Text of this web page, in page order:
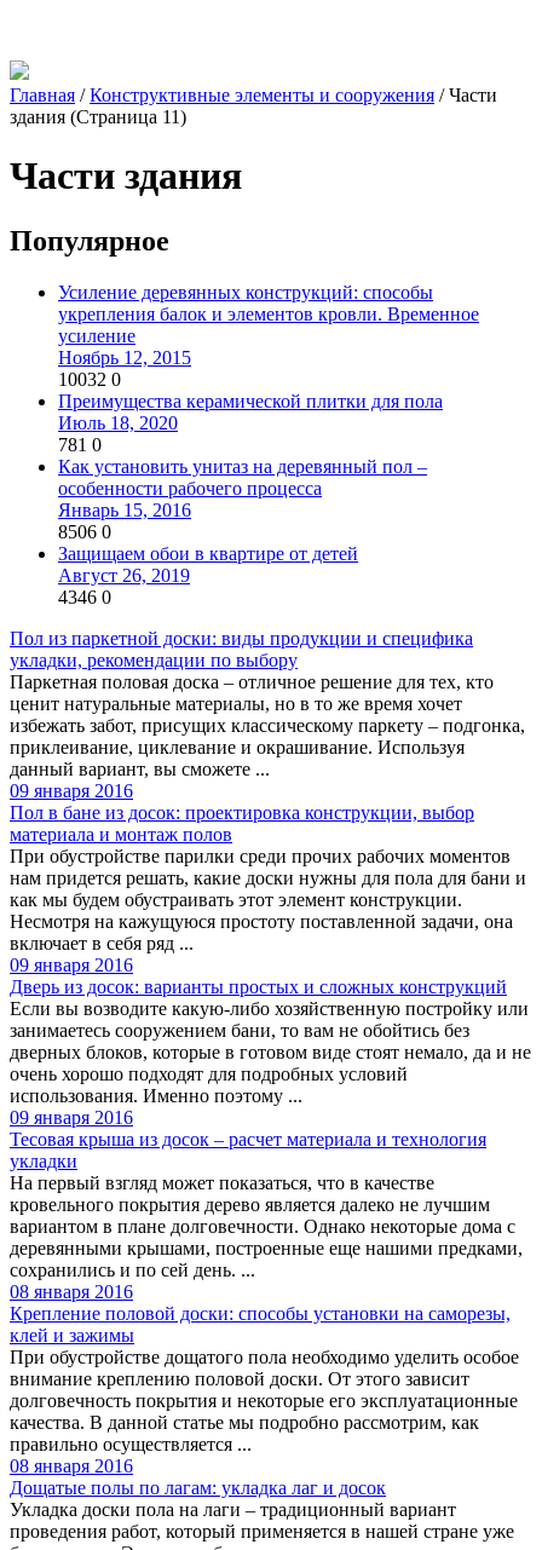
Главная /Конструктивные элементы и сооружения /Части
здания (Страница 11)
Части здания
Популярное
Усиление деревянных конструкций: способы
укрепления балок и элементов кровли. Временное
усиление
Ноябрь 12, 2015
10032 0
Преимущества керамической плитки для пола
Июль 18, 2020
781 0
Как установить унитаз на деревянный пол –
особенности рабочего процесса
Январь 15, 2016
8506 0
Защищаем обои в квартире от детей
Август 26, 2019
4346 0
Пол из паркетной доски: виды продукции и специфика
укладки, рекомендации по выбору
Паркетная половая доска – отличное решение для тех, кто
ценит натуральные материалы, но в то же время хочет
избежать забот, присущих классическому паркету – подгонка,
приклеивание, циклевание и окрашивание. Используя
данный вариант, вы сможете ...
09 января 2016
Пол в бане из досок: проектировка конструкции, выбор
материала и монтаж полов
При обустройстве парилки среди прочих рабочих моментов
нам придется решать, какие доски нужны для пола для бани и
как мы будем обустраивать этот элемент конструкции.
Несмотря на кажущуюся простоту поставленной задачи, она
включает в себя ряд ...
09 января 2016
Дверь из досок: варианты простых и сложных конструкций
Если вы возводите какую-либо хозяйственную постройку или
занимаетесь сооружением бани, то вам не обойтись без
дверных блоков, которые в готовом виде стоят немало, да и не
очень хорошо подходят для подробных условий
использования. Именно поэтому ...
09 января 2016
Тесовая крыша из досок – расчет материала и технология
укладки
На первый взгляд может показаться, что в качестве
кровельного покрытия дерево является далеко не лучшим
вариантом в плане долговечности. Однако некоторые дома с
деревянными крышами, построенные еще нашими предками,
сохранились и по сей день. ...
08 января 2016
Крепление половой доски: способы установки на саморезы,
клей и зажимы
При обустройстве дощатого пола необходимо уделить особое
внимание креплению половой доски. От этого зависит
долговечность покрытия и некоторые его эксплуатационные
качества. В данной статье мы подробно рассмотрим, как
правильно осуществляется ...
08 января 2016
Дощатые полы по лагам: укладка лаг и досок
Укладка доски пола на лаги – традиционный вариант
проведения работ, который применяется в нашей стране уже